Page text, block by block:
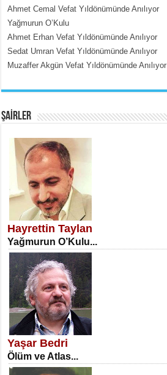
SATILMIŞ ÜMİT ÇETİNKAYA
Erkenlik...
NECLA DİLEK ARSLAN
Öğretmenler Günü Mahkemesi...
Ahmet Cemal Vefat Yıldönümünde Anılıyor
Yağmurun O’Kulu
Ahmet Erhan Vefat Yıldönümünde Anılıyor
Sedat Umran Vefat Yıldönümünde Anılıyor
Muzaffer Akgün Vefat Yıldönümünde Anılıyor
ŞAİRLER
Hayrettin Taylan
Yağmurun O’Kulu...
Yaşar Bedri
Ölüm ve Atlas...